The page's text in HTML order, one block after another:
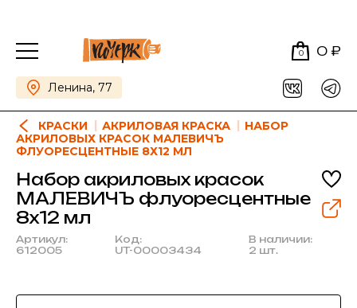
0 0 ₽
Ленина, 77
КРАСКИ АКРИЛОВАЯ КРАСКА
НАБОР
АКРИЛОВЫХ КРАСОК МАЛЕВИЧЪ
ФЛУОРЕСЦЕНТНЫЕ 8Х12 МЛ
Набор акриловых красок
МАЛЕВИЧЪ флуоресцентные
8х12 мл
Артикул:
612005
Код:
UT-00003434
В наличии:
2 шт.